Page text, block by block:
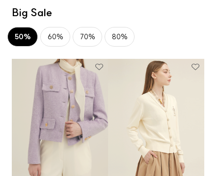
Big Sale
50% 60% 70% 80%